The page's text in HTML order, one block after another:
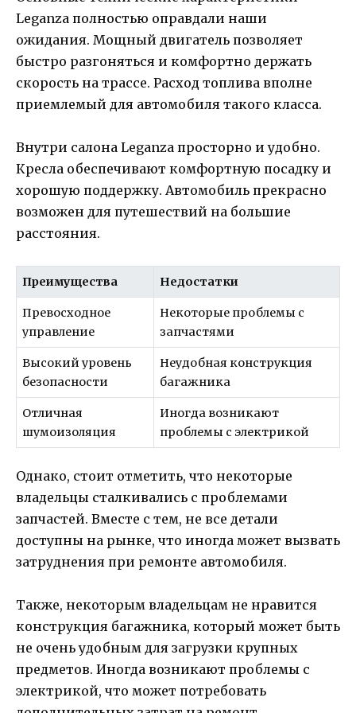
Leganza полностью оправдали наши
ожидания. Мощный двигатель позволяет
быстро разгоняться и комфортно держать
скорость на трассе. Расход топлива вполне
приемлемый для автомобиля такого класса.
Внутри салона Leganza просторно и удобно.
Кресла обеспечивают комфортную посадку и
хорошую поддержку. Автомобиль прекрасно
возможен для путешествий на большие
расстояния.
Преимущества Недостатки
Превосходное
управление
Некоторые проблемы с
запчастями
Высокий уровень
безопасности
Неудобная конструкция
багажника
Отличная
шумоизоляция
Иногда возникают
проблемы с электрикой
Однако, стоит отметить, что некоторые
владельцы сталкивались с проблемами
запчастей. Вместе с тем, не все детали
доступны на рынке, что иногда может вызвать
затруднения при ремонте автомобиля.
Также, некоторым владельцам не нравится
конструкция багажника, который может быть
не очень удобным для загрузки крупных
предметов. Иногда возникают проблемы с
электрикой, что может потребовать